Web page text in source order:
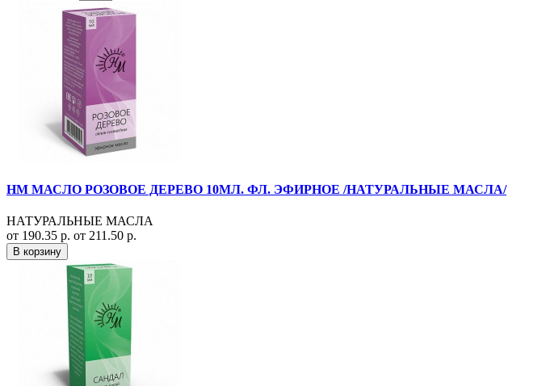
НМ МАСЛО РОЗОВОЕ ДЕРЕВО 10МЛ. ФЛ. ЭФИРНОЕ /НАТУРАЛЬНЫЕ МАСЛА/
НАТУРАЛЬНЫЕ МАСЛА
от 190.35 р. от 211.50 р.
В корзину